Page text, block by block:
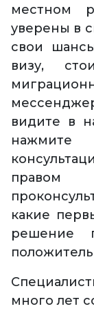
местном
уверены в
свои
визу,
видите в
правом
какие
решение
много лет